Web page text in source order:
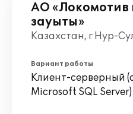
АО «Локомотив
зауыты»
Казахстан, г Нур-
Вариант работы
Клиент-серверный
Microsoft SQL Server)